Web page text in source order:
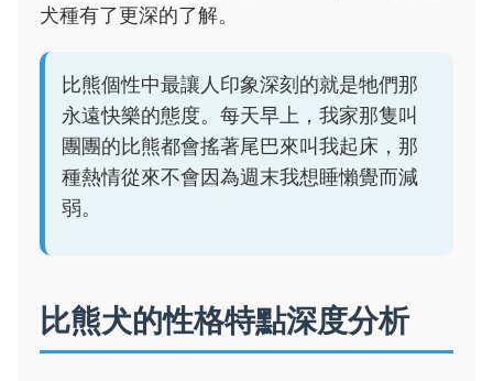
犬種有了更深的了解。
比熊個性中最讓人印象深刻的就是牠們那
永遠快樂的態度。每天早上，我家那隻叫
團團的比熊都會搖著尾巴來叫我起床，那
種熱情從來不會因為週末我想睡懶覺而減
弱。
比熊犬的性格特點深度分析